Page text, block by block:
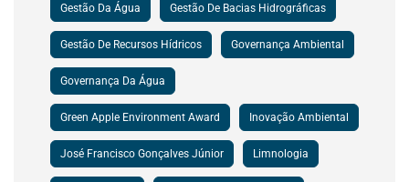
Gestão Da Água Gestão De Bacias Hidrográficas
Gestão De Recursos Hídricos Governança Ambiental
Governança Da Água
Green Apple Environment Award Inovação Ambiental
José Francisco Gonçalves Júnior Limnologia